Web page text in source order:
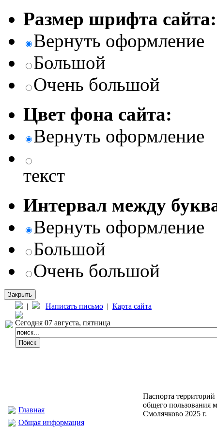
Размер шрифта сайта:
Вернуть оформление
Большой
Очень большой
Цвет фона сайта:
Вернуть оформление
текст
Интервал между
Вернуть оформление
Большой
Очень большой
Закрыть
| Написать письмо | Карта сайта
Сегодня 07 августа, пятница
Главная
Общая информация
Паспорта
общего пользования
Смолячково 2025 г.